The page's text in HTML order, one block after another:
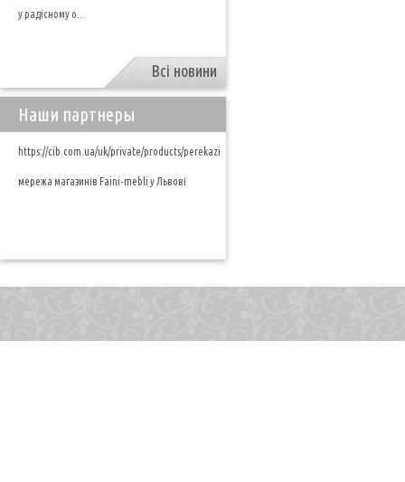
у радісному о...
Всі новини
Наши партнеры
https://cib.com.ua/uk/private/products/perekazi
мережа магазинів Faini-mebli у Львові